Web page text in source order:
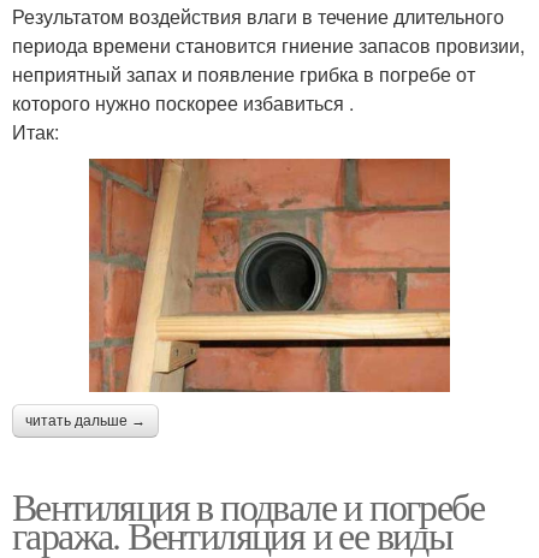
Результатом воздействия влаги в течение длительного
периода времени становится гниение запасов провизии,
неприятный запах и появление грибка в погребе от
которого нужно поскорее избавиться .
Итак:
читать дальше →
Вентиляция в подвале и погребе
гаража. Вентиляция и ее виды